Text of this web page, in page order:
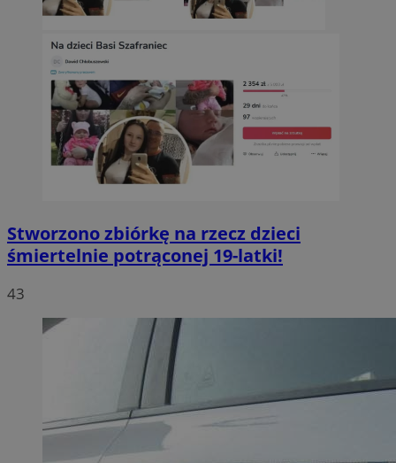
Stworzono zbiórkę na rzecz dzieci
śmiertelnie potrąconej 19-latki!
43